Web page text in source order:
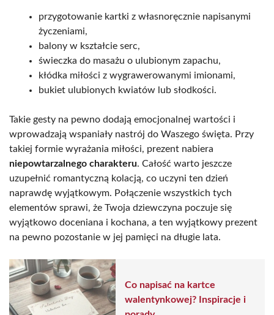
przygotowanie kartki z własnoręcznie napisanymi
życzeniami,
balony w kształcie serc,
świeczka do masażu o ulubionym zapachu,
kłódka miłości z wygrawerowanymi imionami,
bukiet ulubionych kwiatów lub słodkości.
Takie gesty na pewno dodają emocjonalnej wartości i
wprowadzają wspaniały nastrój do Waszego święta. Przy
takiej formie wyrażania miłości, prezent nabiera
niepowtarzalnego charakteru. Całość warto jeszcze
uzupełnić romantyczną kolacją, co uczyni ten dzień
naprawdę wyjątkowym. Połączenie wszystkich tych
elementów sprawi, że Twoja dziewczyna poczuje się
wyjątkowo doceniana i kochana, a ten wyjątkowy prezent
na pewno pozostanie w jej pamięci na długie lata.
Co napisać na kartce
walentynkowej? Inspiracje i